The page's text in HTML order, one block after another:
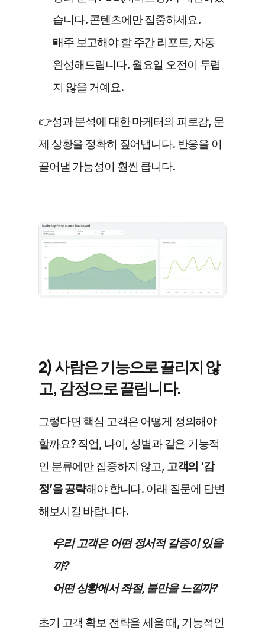
습니다. 콘텐츠에만 집중하세요.
매주 보고해야 할 주간 리포트, 자동
완성해드립니다. 월요일 오전이 두렵
지 않을 거예요.
👉성과 분석에 대한 마케터의 피로감, 문
제 상황을 정확히 짚어냅니다. 반응을 이
끌어낼 가능성이 훨씬 큽니다.
2) 사람은 기능으로 끌리지 않
고, 감정으로 끌립니다.
그렇다면 핵심 고객은 어떻게 정의해야
할까요? 직업, 나이, 성별과 같은 기능적
인 분류에만 집중하지 않고, 고객의 ‘감
정’을 공략해야 합니다. 아래 질문에 답변
해보시길 바랍니다.
우리 고객은 어떤 정서적 갈증이 있을
까?
어떤 상황에서 좌절, 불만을 느낄까?
초기 고객 확보 전략을 세울 때, 기능적인